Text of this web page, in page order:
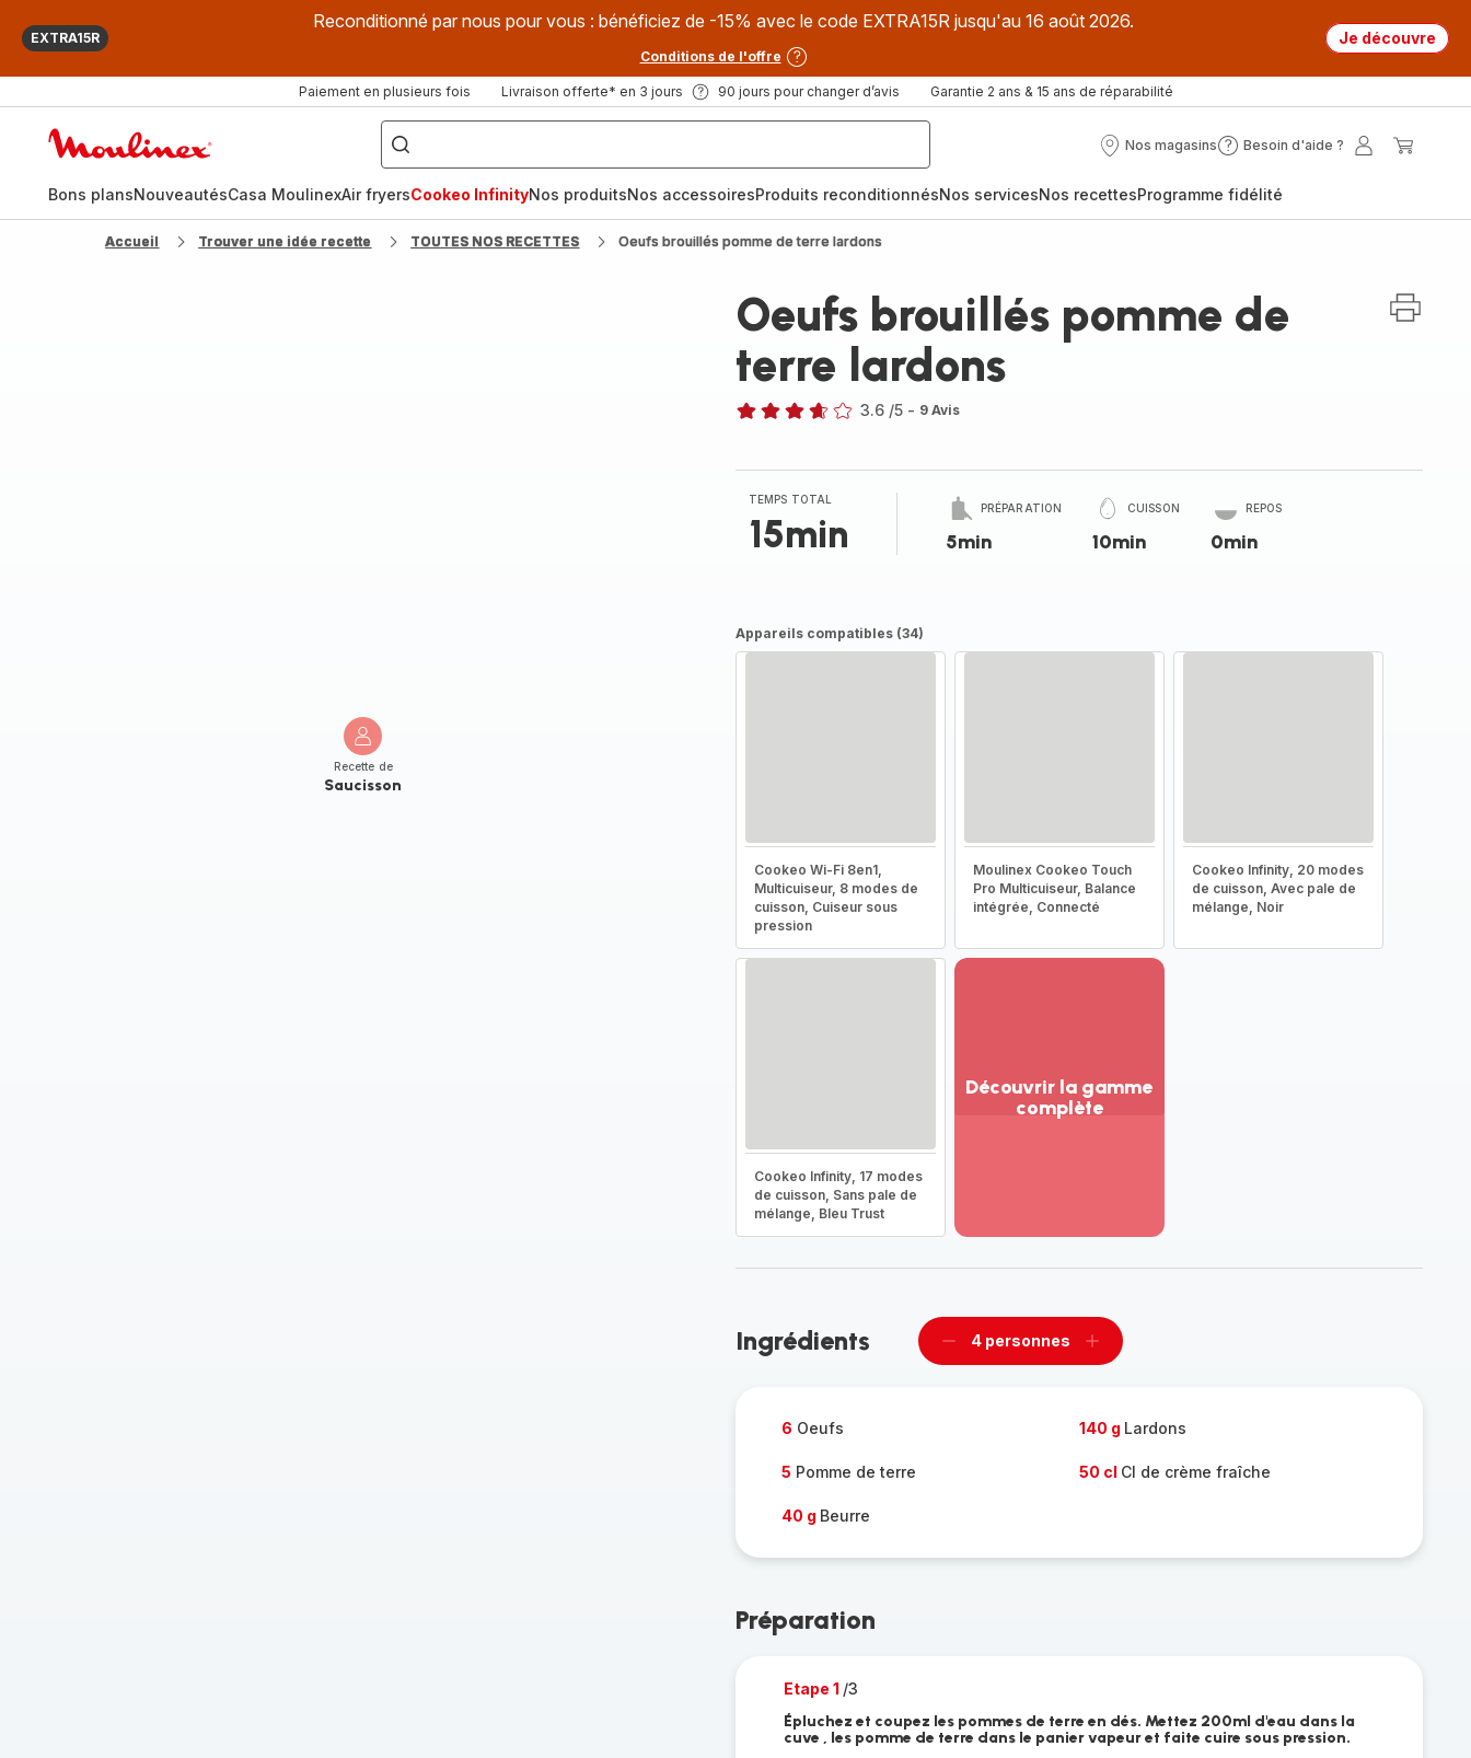
EXTRA15R
Reconditionné par nous pour vous : bénéficiez de -15% avec le code EXTRA15R jusqu'au 16 août 2026.
Conditions de l'offre
Je découvre
Paiement en plusieurs fois Livraison offerte* en 3 jours 90 jours pour changer d’avis Garantie 2 ans & 15 ans de réparabilité
["Que
recherchez-
vous
?",
fryer",
"Companion"]
Nos magasins
Nos
Besoin d'aide ?
Besoin
?
Mon
Bons plansNouveautésCasa MoulinexAir fryersCookeo InfinityNos produitsNos accessoiresProduits reconditionnésNos servicesNos recettesProgramme fidélité
Accueil Trouver une idée recette TOUTES NOS RECETTES Oeufs brouillés pomme de terre lardons
Recette de
Saucisson
Oeufs brouillés pomme de
terre lardons
3.6 /5 - 9 Avis
TEMPS TOTAL
15min
PRÉPARATION
5min
CUISSON
10min
REPOS
0min
Appareils compatibles (34)
Cookeo Wi-Fi 8en1,
Multicuiseur, 8 modes de
cuisson, Cuiseur sous
pression
Moulinex Cookeo Touch
Pro Multicuiseur, Balance
intégrée, Connecté
Cookeo Infinity, 20 modes
de cuisson, Avec pale de
mélange, Noir
Cookeo Infinity, 17 modes
de cuisson, Sans pale de
mélange, Bleu Trust
Découvrir la gamme
complète
gamme
Ingrédients
Supprimer
4 personnes
Ajouter
6 Oeufs 140 g Lardons
5 Pomme de terre 50 cl Cl de crème fraîche
40 g Beurre
Préparation
Etape 1 /3
Épluchez et coupez les pommes de terre en dés. Mettez 200ml d'eau dans la
cuve , les pomme de terre dans le panier vapeur et faite cuire sous pression.